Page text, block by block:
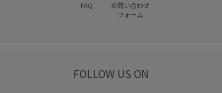
FAQ
お問い合わせ
フォーム
FOLLOW US ON